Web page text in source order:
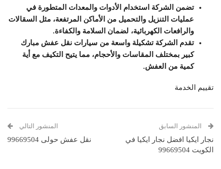
تضمن الشركة استخدام الأدوات والمعدات المتطورة في
عمليات التنزيل والتحميل من الأماكن المرتفعة، مثل السقالات
والرافعات الكهربائية، لضمان السلامة والكفاءة.
تقدم الشركة تشكيلة واسعة من سيارات نقل عفش مبارك
كبير بمختلف المقاسات والأحجام، مما يتيح التكيف مع أية
كمية من العفش.
تقييم الخدمة
المنشور السابق
نجار ايكيا افضل نجار ايكيا في
الكويت 99669504
المنشور التالي
نقل عفش حولى 99669504